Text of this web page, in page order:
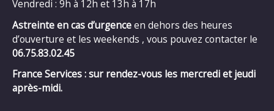
Vendredi : 9h à 12h et 13h à 17h
Astreinte en cas d’urgenceen dehors des heures
d’ouverture et les weekends , vous pouvez contacter le
06.75.83.02.45
France Services : sur rendez-vous les mercredi et jeudi
après-midi.